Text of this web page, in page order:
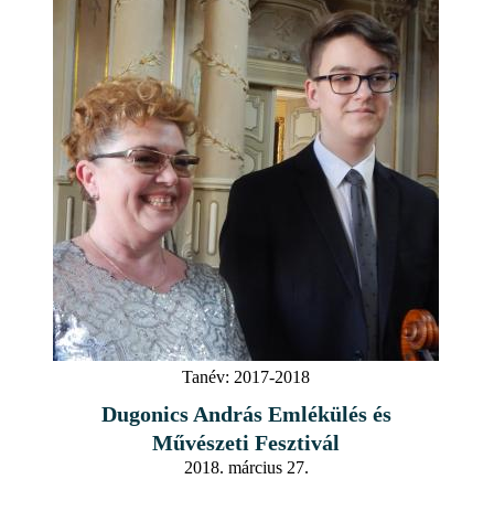
Tanév: 2017-2018
Dugonics András Emlékülés és
Művészeti Fesztivál
2018. március 27.